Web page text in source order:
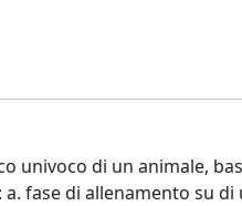
univoco di un animale,
fase di allenamento su